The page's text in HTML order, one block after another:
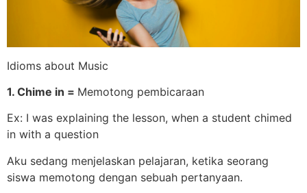
Idioms about Music
1. Chime in = Memotong pembicaraan
Ex: I was explaining the lesson, when a student chimed
in with a question
Aku sedang menjelaskan pelajaran, ketika seorang
siswa memotong dengan sebuah pertanyaan.